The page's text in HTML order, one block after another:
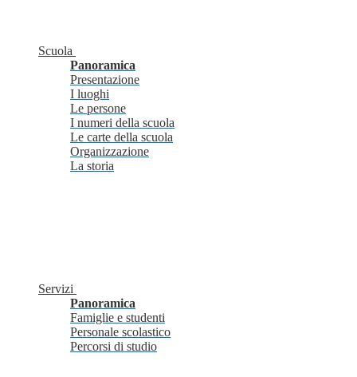
Scuola
Panoramica
Presentazione
I luoghi
Le persone
I numeri della scuola
Le carte della scuola
Organizzazione
La storia
Servizi
Panoramica
Famiglie e studenti
Personale scolastico
Percorsi di studio